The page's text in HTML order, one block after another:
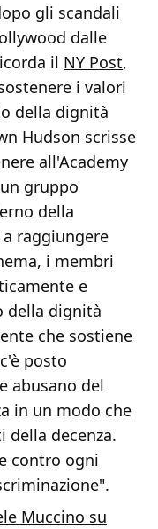
gli scandali
dalle
il NY Post,
i valori
della dignità
Hudson scrisse
all'Academy
gruppo
della
raggiungere
i membri
e
della dignità
che sostiene
posto
abusano del
in un modo che
decenza.
contro ogni
Muccino su